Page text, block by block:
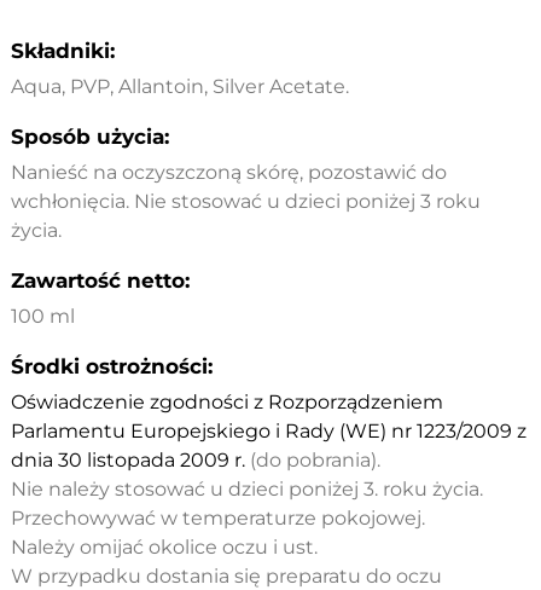
Składniki:
Aqua, PVP, Allantoin, Silver Acetate.
Sposób użycia:
Nanieść na oczyszczoną skórę, pozostawić do
wchłonięcia. Nie stosować u dzieci poniżej 3 roku
życia.
Zawartość netto:
100 ml
Środki ostrożności:
Oświadczenie zgodności z Rozporządzeniem
Parlamentu Europejskiego i Rady (WE) nr 1223/2009 z
dnia 30 listopada 2009 r. (do pobrania).
Nie należy stosować u dzieci poniżej 3. roku życia.
Przechowywać w temperaturze pokojowej.
Należy omijać okolice oczu i ust.
W przypadku dostania się preparatu do oczu